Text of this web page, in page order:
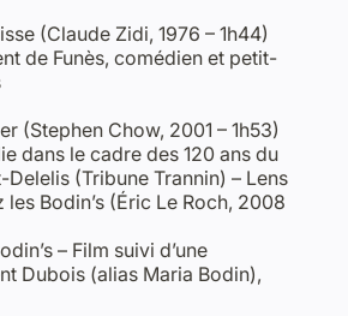
(Claude Zidi, 1976 – 1h44)
de Funès, comédien et petit-
(Stephen Chow, 2001 – 1h53)
dans le cadre des 120 ans du
(Tribune Trannin) – Lens
Bodin’s (Éric Le Roch, 2008
– Film suivi d’une
Dubois (alias Maria Bodin),